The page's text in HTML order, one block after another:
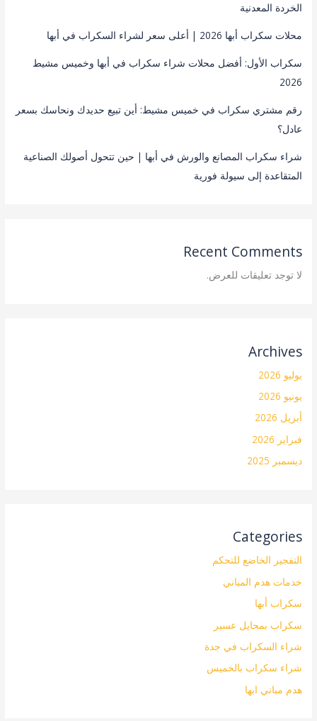
الخردة المعدنية
محلات سكراب أبها 2026 | أعلى سعر لشراء السكراب في أبها
سكراب الأول: أفضل محلات شراء سكراب في أبها وخميس مشيط
2026
رقم مشتري سكراب في خميس مشيط: أين تبيع حديدك ونحاسك بسعر
عادل؟
شراء سكراب المصانع والورش في أبها | حين تتحول أصولك الصناعية
المتقاعدة إلى سيولة فورية
Recent Comments
لا توجد تعليقات للعرض.
Archives
يوليو 2026
يونيو 2026
أبريل 2026
فبراير 2026
ديسمبر 2025
Categories
التفجير الخاضع للتحكم
خدمات هدم المباني
سكراب أبها
سكراب بمحايل عسير
شراء السكراب في جدة
شراء سكراب بالخميس
هدم مباني ابها